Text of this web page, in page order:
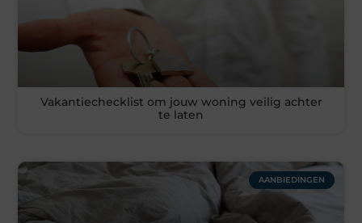
Vakantiechecklist om jouw woning veilig achter
te laten
AANBIEDINGEN